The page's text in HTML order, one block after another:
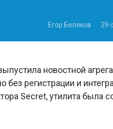
Егор Беляков 29
новостной
регистрации и
Secret, утилита была